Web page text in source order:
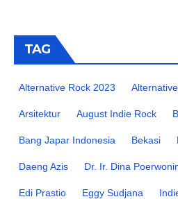
TAG
Alternative Rock 2023
Arsitektur August Indie Rock
Bang Japar Indonesia Bekasi
Daeng Azis Dr. Ir. Dina
Edi Prastio Eggy Sudjana